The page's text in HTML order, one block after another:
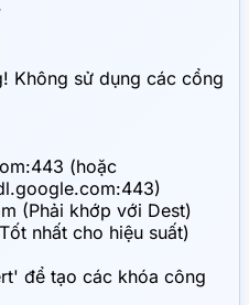
Không sử dụng các cổng
(hoặc
(Phải khớp với Dest)
nhất cho hiệu suất)
để tạo các khóa công